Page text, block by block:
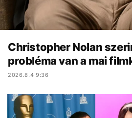
Christopher Nolan
probléma van a mai
2026.8.4 9:36